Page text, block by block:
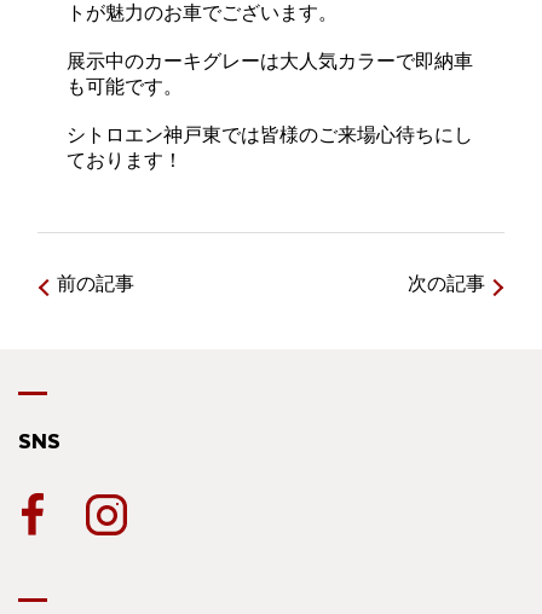
トが魅力のお車でございます。
展示中のカーキグレーは大人気カラーで即納車
も可能です。
シトロエン神戸東では皆様のご来場心待ちにし
ております！
前の記事 次の記事
SNS